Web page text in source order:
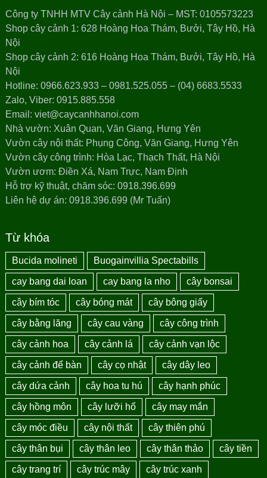
Công ty TNHH MTV Cây cảnh Hà Nội – MST: 0105573223
Shop cây cảnh 1: 628 Hoàng Hoa Thám, Bưởi, Tây Hồ, Hà
Nội
Shop cây cảnh 2: 616 Hoàng Hoa Thám, Bưởi, Tây Hồ, Hà
Nội
Hotline: 0966.623.933 – 0981.525.055 – (04) 6683.5533
Zalo, Viber: 0915.885.558
Email: viet@caycanhhanoi.com
Nhà vườn: Xuân Quan, Văn Giang, Hưng Yên
Vườn cây nội thất: Phụng Công, Văn Giang, Hưng Yên
Vườn cây công trình: Hòa Lạc, Thạch Thất, Hà Nội
Vườn ươm: Điền Xá, Nam Trực, Nam Định
Hỗ trợ kỹ thuật, chăm sóc: 0918.396.699
Liên hệ dự án: 0918.396.699 (Mr Tuấn)
Từ khóa
Bucida molineti Buogainvillia Spectabills
cay bang dai loan cay bang la nho cây bonsai
cây bím tóc cây bóng mát cây bông giấy
cây bằng lăng cây cau vàng cây công trình
cây cảnh hoa cây cảnh lá cây cảnh vạn lộc
cây cảnh để bàn cây cọ nhật cây dây leo
cây dứa cảnh cây hoa tu hú cây hạnh phúc
cây hồng môn cây lưỡi hổ cây may mắn
cây móc điều cây nội thất cây thiên phú
cây thân bụi cây thân leo cây thân thảo cây tiền
cây trang trí cây trúc mây cây trúc xanh